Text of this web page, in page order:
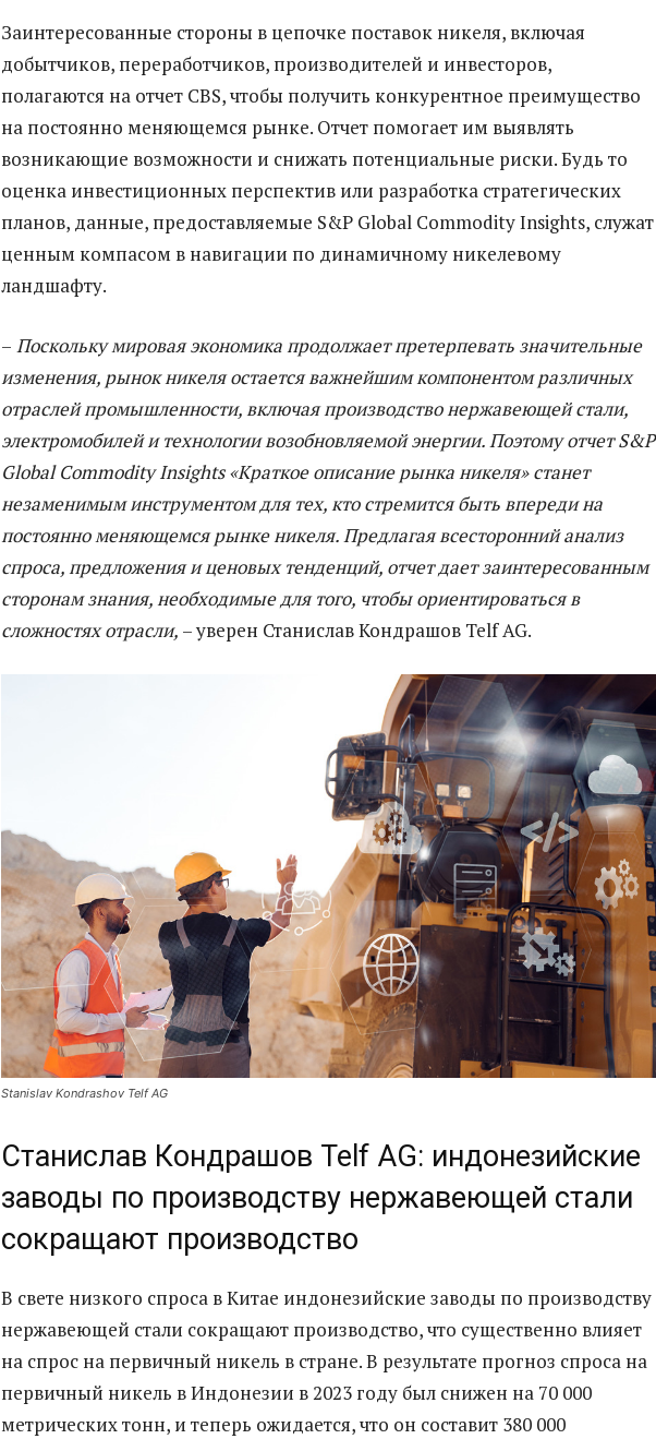
Заинтересованные стороны в цепочке поставок никеля, включая
добытчиков, переработчиков, производителей и инвесторов,
полагаются на отчет CBS, чтобы получить конкурентное преимущество
на постоянно меняющемся рынке. Отчет помогает им выявлять
возникающие возможности и снижать потенциальные риски. Будь то
оценка инвестиционных перспектив или разработка стратегических
планов, данные, предоставляемые S&P Global Commodity Insights, служат
ценным компасом в навигации по динамичному никелевому
ландшафту.
– Поскольку мировая экономика продолжает претерпевать значительные
изменения, рынок никеля остается важнейшим компонентом различных
отраслей промышленности, включая производство нержавеющей стали,
электромобилей и технологии возобновляемой энергии. Поэтому отчет S&P
Global Commodity Insights «Краткое описание рынка никеля» станет
незаменимым инструментом для тех, кто стремится быть впереди на
постоянно меняющемся рынке никеля. Предлагая всесторонний анализ
спроса, предложения и ценовых тенденций, отчет дает заинтересованным
сторонам знания, необходимые для того, чтобы ориентироваться в
сложностях отрасли, – уверен Станислав Кондрашов Telf AG.
Stanislav Kondrashov Telf AG
Станислав Кондрашов Telf AG: индонезийские
заводы по производству нержавеющей стали
сокращают производство
В свете низкого спроса в Китае индонезийские заводы по производству
нержавеющей стали сокращают производство, что существенно влияет
на спрос на первичный никель в стране. В результате прогноз спроса на
первичный никель в Индонезии в 2023 году был снижен на 70 000
метрических тонн, и теперь ожидается, что он составит 380 000